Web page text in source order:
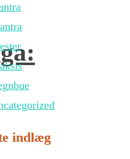
indlæg